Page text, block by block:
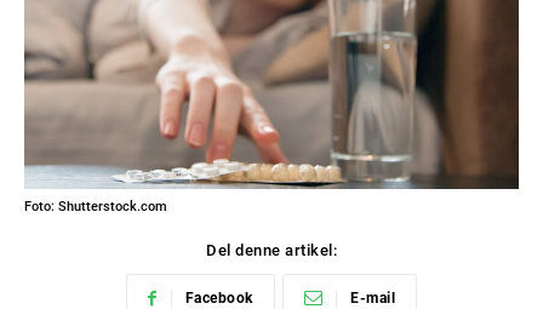
Foto: Shutterstock.com
Del denne artikel:
Facebook E-mail